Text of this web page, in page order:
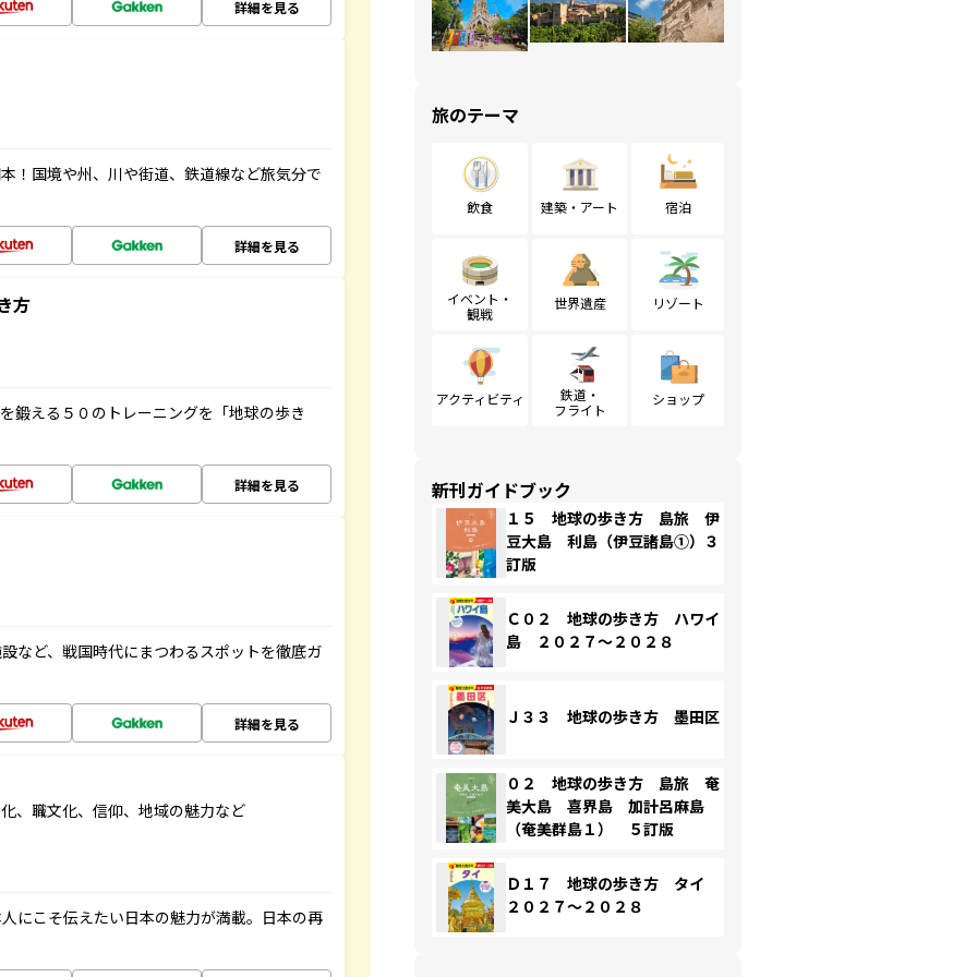
詳細を見る
！国境や州、川や街道、鉄道線など旅気分で
詳細を見る
方
鍛える５０のトレーニングを「地球の歩き
詳細を見る
など、戦国時代にまつわるスポットを徹底ガ
詳細を見る
、職文化、信仰、地域の魅力など
にこそ伝えたい日本の魅力が満載。日本の再
旅のテーマ
飲食 建築・アート 宿泊
イベント・
観戦
世界遺産 リゾート
アクティビティ
鉄道・
フライト
ショップ
新刊ガイドブック
１５ 地球の歩き方 島旅 伊
豆大島 利島（伊豆諸島①）３
訂版
Ｃ０２ 地球の歩き方 ハワイ
島 ２０２７～２０２８
Ｊ３３ 地球の歩き方 墨田区
０２ 地球の歩き方 島旅 奄
美大島 喜界島 加計呂麻島
（奄美群島１） ５訂版
Ｄ１７ 地球の歩き方 タイ
２０２７～２０２８